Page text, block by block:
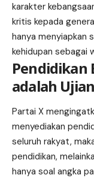
karakter
kritis kepada
hanya menyiapkan
kehidupan sebagai
Pendidikan
adalah
Partai X
menyediakan
seluruh rakyat,
pendidikan,
hanya soal angka